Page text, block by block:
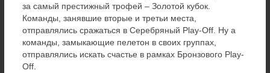
за самый престижный трофей – Золотой кубок.
Команды, занявшие вторые и третьи места,
отправлялись сражаться в Серебряный Play-Off. Ну а
команды, замыкающие пелетон в своих группах,
отправлялись искать счастье в рамках Бронзового Play-
Off.